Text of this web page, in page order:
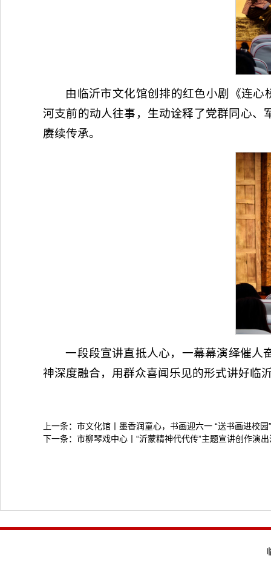
由临沂市文化馆创排的红色小剧《连
河支前的动人往事，生动诠释了党群同心
赓续传承。
一段段宣讲直抵人心，一幕幕演绎催人
神深度融合，用群众喜闻乐见的形式讲好临
上一条： 市文化馆丨墨香润童心，书画迎六一 “送书画进校
下一条： 市柳琴戏中心丨“沂蒙精神代代传”主题宣讲创作演